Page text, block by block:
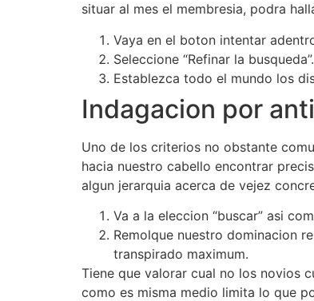
situar al mes el membresia, podra
Vaya en el boton intentar
Seleccione “Refinar la busqueda”.
Establezca todo el mundo los
Indagacion por
Uno de los criterios no obstante
hacia nuestro cabello encontrar
algun jerarquia acerca de vejez
Va a la eleccion “buscar” asi
Remolque nuestro dominacion
transpirado maximum.
Tiene que valorar cual no los novios
como es misma medio limita lo que